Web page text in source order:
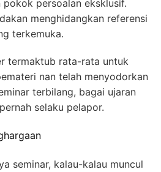
pokok persoalan eksklusif.
menghidangkan referensi
terkemuka.
termaktub rata-rata untuk
nan telah menyodorkan
terbilang, bagai ujaran
selaku pelapor.
seminar, kalau-kalau muncul